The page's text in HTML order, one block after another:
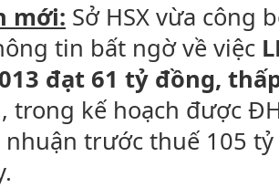
mới: Sở HSX vừa công
tin bất ngờ về việc
đạt 61 tỷ đồng,
trong kế hoạch được
nhuận trước thuế 105